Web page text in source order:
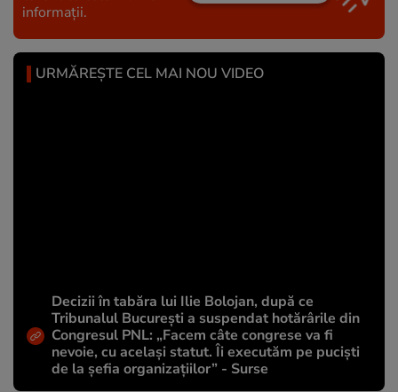
informații.
URMĂREȘTE CEL MAI NOU VIDEO
Decizii în tabăra lui Ilie Bolojan, după ce
Tribunalul București a suspendat hotărârile din
Congresul PNL: „Facem câte congrese va fi
nevoie, cu același statut. Îi executăm pe puciști
de la șefia organizațiilor” - Surse